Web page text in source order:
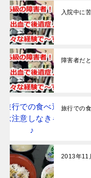
入院中に
障害者だ
旅行での
2013年11